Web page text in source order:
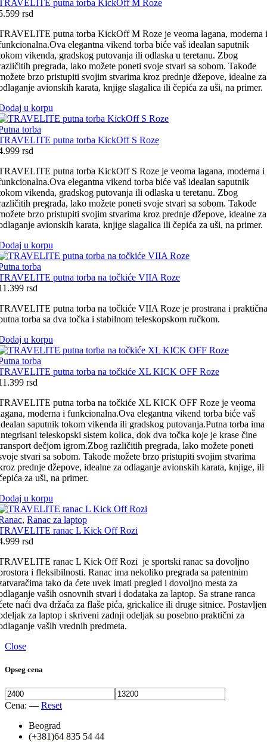
putna torba KickOff M Roze
rsd
putna torba KickOff M Roze je veoma lagana, moderna i
elegantna vikend torba biće vaš idealan saputnik
vikenda, gradskog putovanja ili odlaska u teretanu. Zbog
pregrada, lako možete poneti svoje stvari sa sobom. Takođe
brzo pristupiti svojim stvarima kroz prednje džepove, idealne za
avionskih karata, knjige slagalica ili čepića za uši, na primer.
u korpu
torba
putna torba KickOff S Roze
rsd
putna torba KickOff S Roze je veoma lagana, moderna i
elegantna vikend torba biće vaš idealan saputnik
vikenda, gradskog putovanja ili odlaska u teretanu. Zbog
pregrada, lako možete poneti svoje stvari sa sobom. Takođe
brzo pristupiti svojim stvarima kroz prednje džepove, idealne za
avionskih karata, knjige slagalica ili čepića za uši, na primer.
u korpu
torba
putna torba na točkiće VIIA Roze
rsd
putna torba na točkiće VIIA Roze je prostrana i praktična
torba sa dva točka i stabilnom teleskopskom ručkom.
u korpu
torba
putna torba na točkiće XL KICK OFF Roze
rsd
putna torba na točkiće XL KICK OFF Roze je veoma
moderna i funkcionalna.Ova elegantna vikend torba biće vaš
saputnik tokom vikenda ili gradskog putovanja.Putna torba ima
teleskopski sistem kolica, dok dva točka koje je krase čine
dečjom igrom.Zbog različitih pregrada, lako možete poneti
stvari sa sobom. Takođe možete brzo pristupiti svojim stvarima
prednje džepove, idealne za odlaganje avionskih karata, knjige, ili
za uši, na primer.
u korpu
, Ranac za laptop
ranac L Kick Off Rozi
rsd
ranac L Kick Off Rozi je sportski ranac sa dovoljno
i fleksibilnosti. Ranac ima nekoliko pregrada sa patentnim
tako da ćete uvek imati pregled i dovoljno mesta za
vaših osnovnih stvari i dodataka za laptop. Sa strane ranca
naći dva držača za flaše pića, grickalice ili druge sitnice.
za laptop i skriveni zadnji odeljak su posebno praktični za
vaših vrednih predmeta.
Close
Opseg cena
Cena: — Reset
Beograd
(+381)64 835 54 44